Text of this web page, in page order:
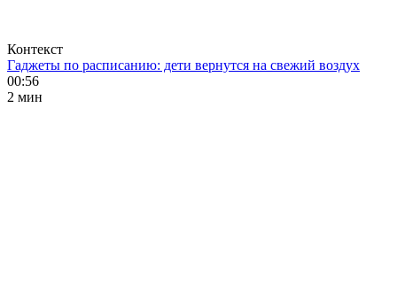
Контекст
Гаджеты по расписанию: дети вернутся на свежий воздух
00:56
2 мин